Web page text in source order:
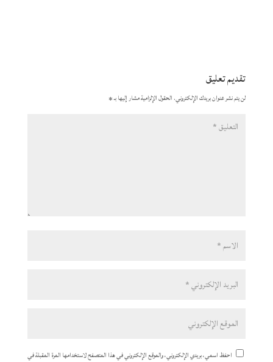
تقديم تعليق
لن يتم نشر عنوان بريدك الإلكتروني. الحقول الإلزامية مشار إليها بـ*
احفظ اسمي، بريدي الإلكتروني، والموقع الإلكتروني في هذا المتصفح لاستخدامها المرة المقبلة في